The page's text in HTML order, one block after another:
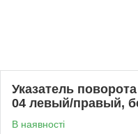
Указатель
04 левый/правый,
В наявності